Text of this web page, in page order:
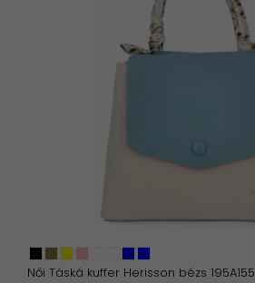
Női Táská kuffer Herisson bézs 195A155